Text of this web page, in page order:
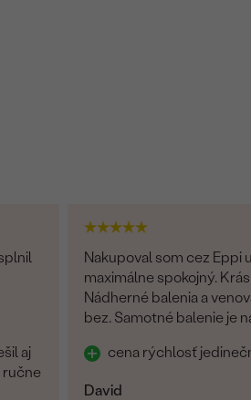
aj
ručne
Nakupoval som cez Eppi
maximálne spokojný.
Nádherné balenia a
bez. Samotné balenie je
cena rýchlosť
David